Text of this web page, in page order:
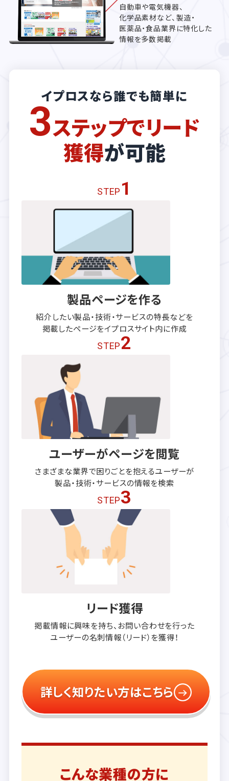
自動車や電気機器、
化学品素材など、製造・
医薬品・食品業界に特化した
情報を多数掲載
イプロスなら誰でも簡単に
3ステップでリード
獲得が可能
STEP 1
製品ページを作る
紹介したい製品・技術・サービスの特長などを
掲載したページをイプロスサイト内に作成
STEP2
ユーザーがページを閲覧
さまざまな業界で困りごとを抱えるユーザーが
製品・技術・サービスの情報を検索
STEP3
リード獲得
掲載情報に興味を持ち、 お問い合わせを行った
ユーザーの名刺情報（リード）を獲得！
詳しく知りたい方はこちら
こんな業種の方に